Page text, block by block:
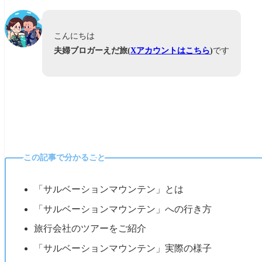
こんにちは
夫婦ブロガーえだ旅(Xアカウントはこちら)です
この記事で分かること
「サルベーションマウンテン」とは
「サルベーションマウンテン」への行き方
旅行会社のツアーをご紹介
「サルベーションマウンテン」実際の様子